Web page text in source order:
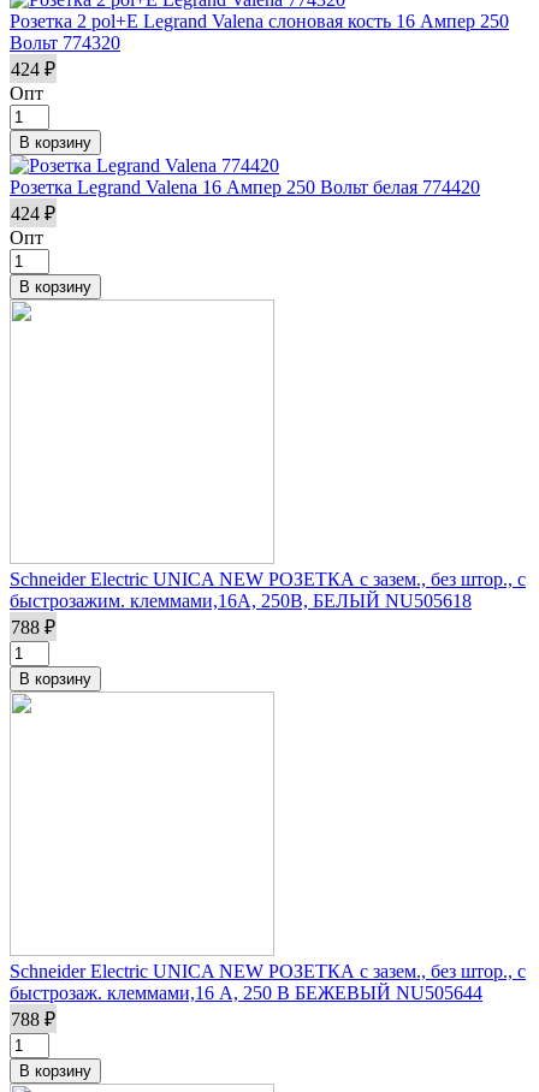
Розетка 2 pol+E Legrand Valena слоновая кость 16 Ампер 250
Вольт 774320
424 ₽
Опт
Розетка Legrand Valena 16 Ампер 250 Вольт белая 774420
424 ₽
Опт
Schneider Electric UNICA NEW РОЗЕТКА с зазем., без штор., с
быстрозажим. клеммами,16А, 250В, БЕЛЫЙ NU505618
788 ₽
Schneider Electric UNICA NEW РОЗЕТКА с зазем., без штор., с
быстрозаж. клеммами,16 А, 250 В БЕЖЕВЫЙ NU505644
788 ₽